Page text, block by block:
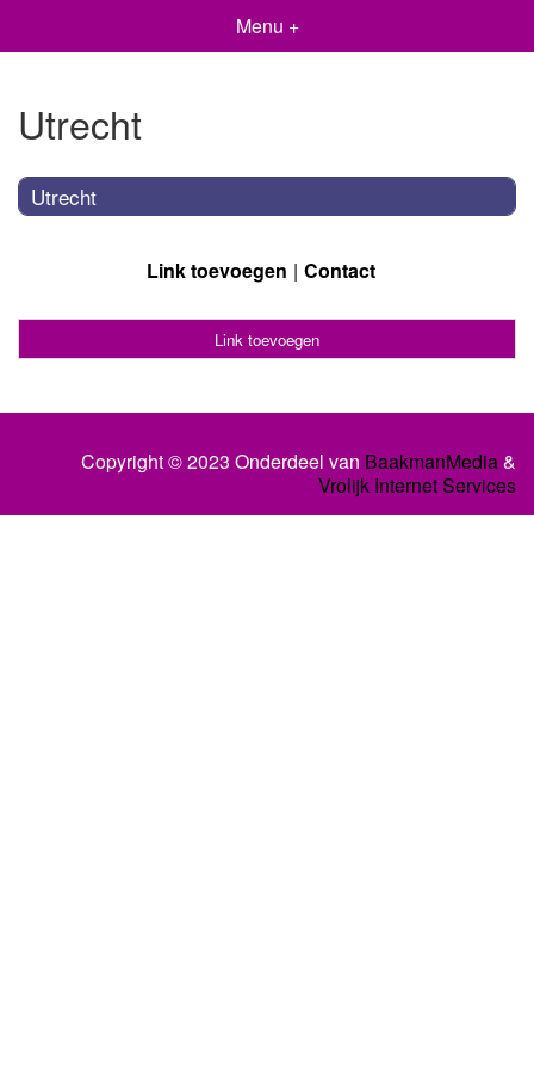
Menu +
Utrecht
Utrecht
Link toevoegen Contact
Link toevoegen
Copyright © 2023 Onderdeel van BaakmanMedia&
Vrolijk Internet Services